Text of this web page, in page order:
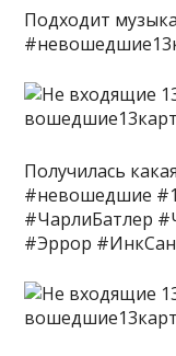
Подходит
Получилась
#невошедшие
#ЧарлиБатлер
#Эррор